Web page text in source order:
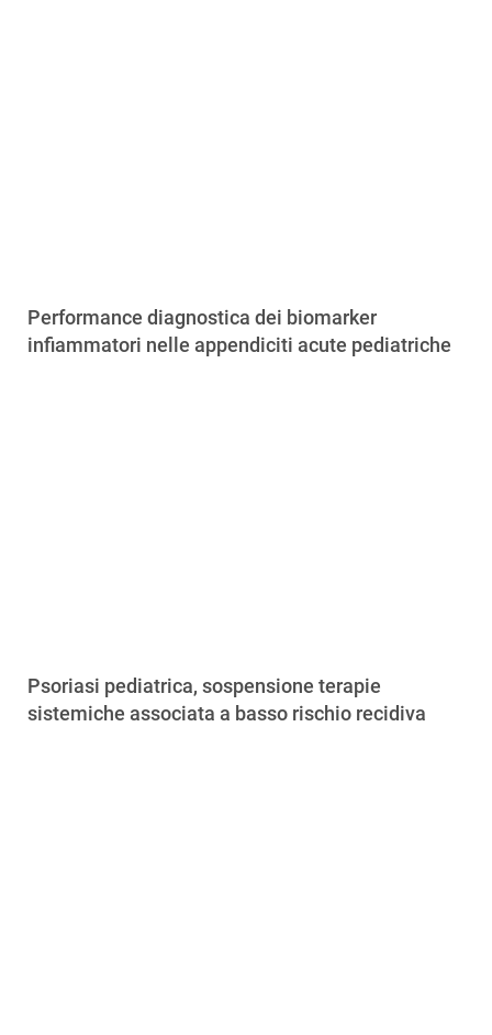
Performance diagnostica dei biomarker
infiammatori nelle appendiciti acute pediatriche
Psoriasi pediatrica, sospensione terapie
sistemiche associata a basso rischio recidiva